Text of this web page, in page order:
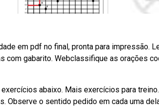
em pdf no final, pronta para impressão.
com gabarito. Webclassifique as orações
abaixo. Mais exercícios para
Observe o sentido pedido em cada uma